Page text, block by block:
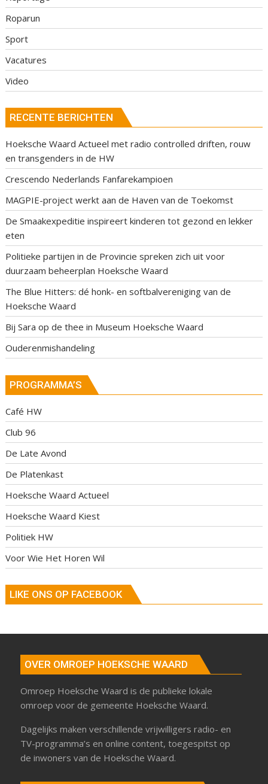
Roparun
Sport
Vacatures
Video
RECENTE BERICHTEN
Hoeksche Waard Actueel met radio controlled driften, rouw
en transgenders in de HW
Crescendo Nederlands Fanfarekampioen
MAGPIE-project werkt aan de Haven van de Toekomst
De Smaakexpeditie inspireert kinderen tot gezond en lekker
eten
Politieke partijen in de Provincie spreken zich uit voor
duurzaam beheerplan Hoeksche Waard
The Blue Hitters: dé honk- en softbalvereniging van de
Hoeksche Waard
Bij Sara op de thee in Museum Hoeksche Waard
Ouderenmishandeling
PROGRAMMA’S
Café HW
Club 96
De Late Avond
De Platenkast
Hoeksche Waard Actueel
Hoeksche Waard Kiest
Politiek HW
Voor Wie Het Horen Wil
LIKE ONS OP FACEBOOK
OVER OMROEP HOEKSCHE WAARD
Omroep Hoeksche Waard is de publieke lokale
omroep voor de gemeente Hoeksche Waard.
Dagelijks maken verschillende vrijwilligers radio- en
TV-programma’s en online content, toegespitst op
de inwoners van de Hoeksche Waard.